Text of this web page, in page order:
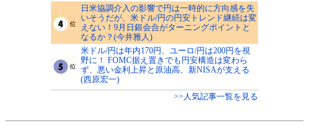
日米協調介入の影響で円は一時的に方向感を失
いそうだが、米ドル/円の円安トレンド継続は変
えない！9月日銀会合がターニングポイントと
なるか？(今井雅人)
米ドル/円は年内170円、ユーロ/円は200円を視
野に！ FOMC据え置きでも円安構造は変わら
ず、悪い金利上昇と原油高、新NISAが支える
(西原宏一)
>>人気記事一覧を見る